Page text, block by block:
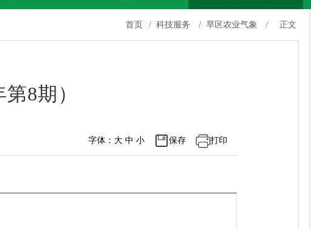
首页 / 科技服务 / 旱区农业气象 / 正文
8期）
打印
保存
字体： 大 中 小